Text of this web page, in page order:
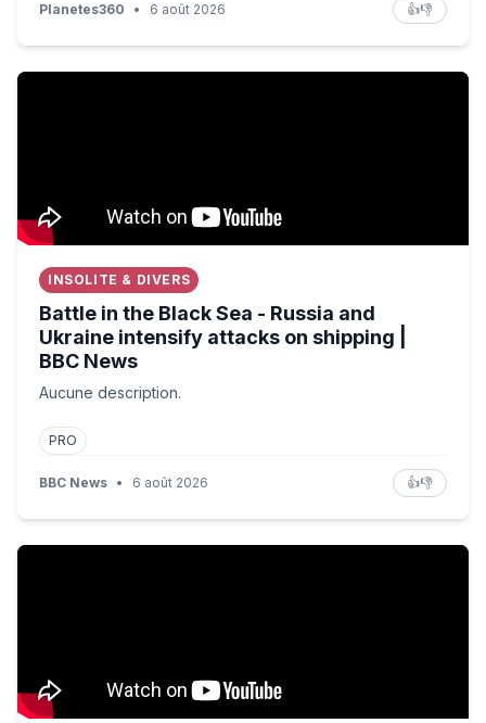
Planetes360 • 6 août 2026 👍👎
Battle in the Black Sea - Russia and Ukraine intensify
INSOLITE & DIVERS
Battle in the Black Sea - Russia and
Ukraine intensify attacks on shipping |
BBC News
Aucune description.
PRO
BBC News • 6 août 2026 👍👎
Philosophie : "Pleurer, c'est se retirer du monde"